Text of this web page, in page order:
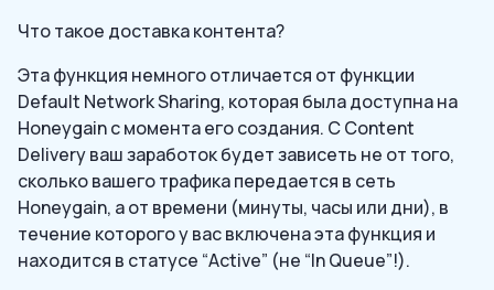
Что такое доставка контента?
Эта функция немного отличается от функции
Default Network Sharing, которая была доступна на
Honeygain с момента его создания. С Content
Delivery ваш заработок будет зависеть не от того,
сколько вашего трафика передается в сеть
Honeygain, а от времени (минуты, часы или дни), в
течение которого у вас включена эта функция и
находится в статусе “Active” (не “In Queue”!).